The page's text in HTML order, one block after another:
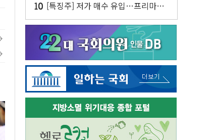
[특징주] 저가 매수 유입…프리마켓
대형주 소폭 반등